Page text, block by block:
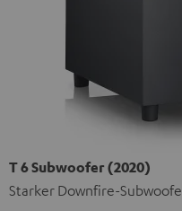
T 6 Subwoofer (2020)
Starker Downfire-